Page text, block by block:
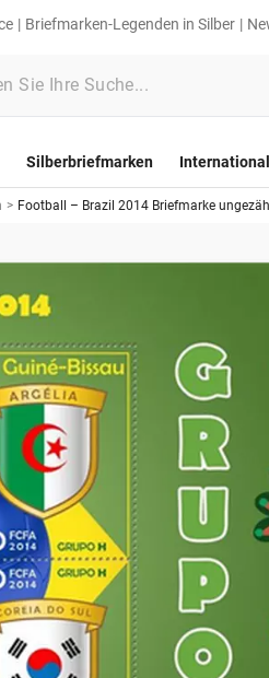
Briefmarken-Legenden in Silber
Silberbriefmarken International
> Football – Brazil 2014 Briefmarke